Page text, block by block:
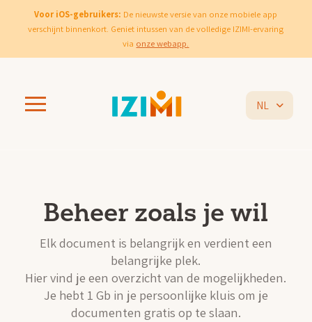
Voor iOS-gebruikers: De nieuwste versie van onze mobiele app
verschijnt binnenkort. Geniet intussen van de volledige IZIMI-ervaring
via onze webapp.
NL
Beheer zoals je wil
Elk document is belangrijk en verdient een
belangrijke plek.
Hier vind je een overzicht van de mogelijkheden.
Je hebt 1 Gb in je persoonlijke kluis om je
documenten gratis op te slaan.